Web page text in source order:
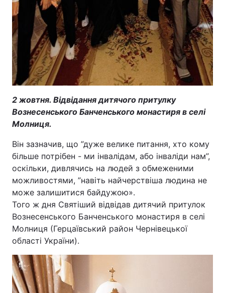
2 жовтня. Відвідання дитячого притулку
Вознесенського Банченського монастиря в селі
Молниця.
Він зазначив, що ”дуже велике питання, хто кому
більше потрібен - ми інвалідам, або інваліди нам”,
оскільки, дивлячись на людей з обмеженими
можливостями, ”навіть найчерствіша людина не
може залишитися байдужою».
Того ж дня Святіший відвідав дитячий притулок
Вознесенського Банченського монастиря в селі
Молниця (Герцаївський район Чернівецької
області України).